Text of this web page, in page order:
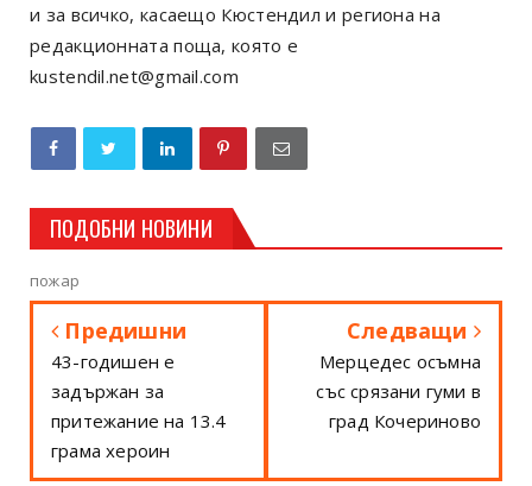
и за всичко, касаещо Кюстендил и региона на
редакционната поща, която е
kustendil.net@gmail.com
ПОДОБНИ НОВИНИ
пожар
Предишни
43-годишен е
задържан за
притежание на 13.4
грама хероин
Следващи
Мерцедес осъмна
със срязани гуми в
град Кочериново